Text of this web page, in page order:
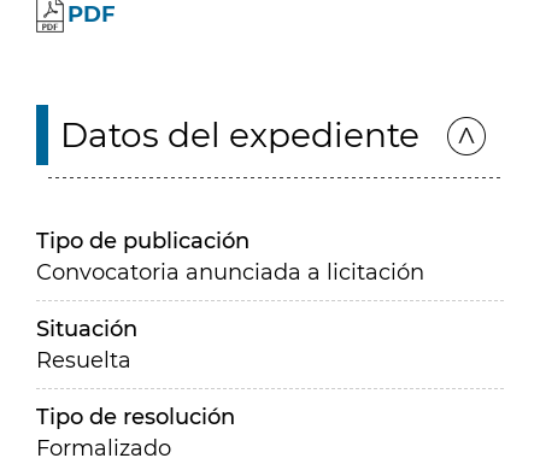
PDF
Datos del expediente
Tipo de publicación
Convocatoria anunciada a licitación
Situación
Resuelta
Tipo de resolución
Formalizado